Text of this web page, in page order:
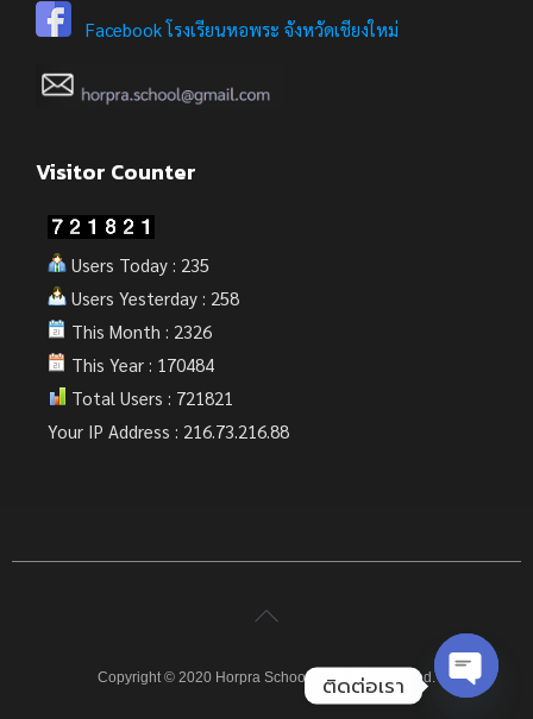
Facebook โรงเรียนหอพระ จังหวัดเชียงใหม่
Visitor Counter
Users Today : 235
Users Yesterday : 258
This Month : 2326
This Year : 170484
Total Users : 721821
Your IP Address : 216.73.216.88
Copyright © 2020 Horpra School. All rights reserved.
ติดต่อเรา